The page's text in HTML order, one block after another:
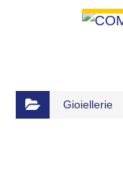
Gioiellerie